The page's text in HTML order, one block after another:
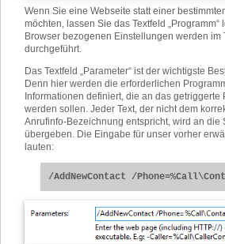
Wenn Sie eine Webseite statt einer
möchten, lassen Sie das Textfeld „Programm“
Browser bezogenen Einstellungen werden im
durchgeführt.
Das Textfeld „Parameter“ ist der wichtigste
Denn hier werden die erforderlichen
Informationen definiert, die an das getriggerte
werden sollen. Jeder Text, der nicht dem
Anrufinfo-Bezeichnung entspricht, wird an die
übergeben. Die Eingabe für unser vorher
lauten:
/AddNewContact /